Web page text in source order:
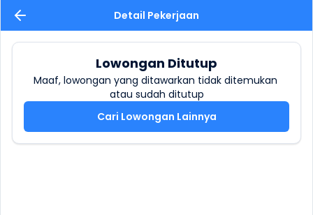
Detail Pekerjaan
Lowongan Ditutup
Maaf, lowongan yang ditawarkan tidak ditemukan
atau sudah ditutup
Cari Lowongan Lainnya